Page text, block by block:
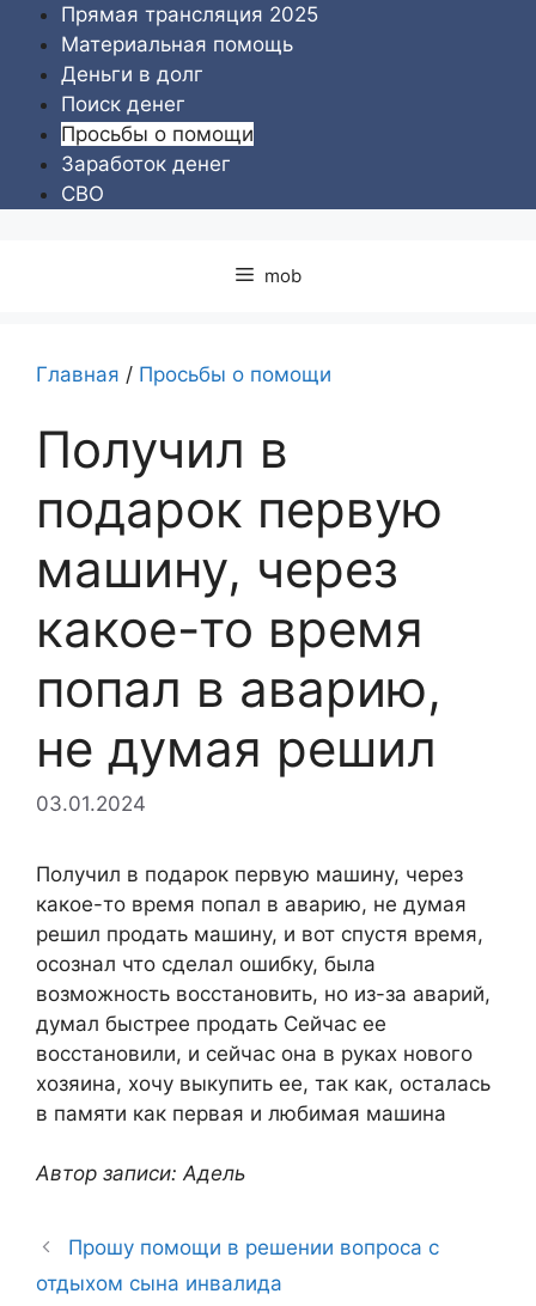
Перейти
содержимому
Прямая трансляция 2025
Материальная помощь
Деньги в долг
Поиск денег
Просьбы о помощи
Заработок денег
СВО
mob
Главная / Просьбы о помощи
Получил в
подарок первую
машину, через
какое-то время
попал в аварию,
не думая решил
03.01.2024
Получил в подарок первую машину, через
какое-то время попал в аварию, не думая
решил продать машину, и вот спустя время,
осознал что сделал ошибку, была
возможность восстановить, но из-за аварий,
думал быстрее продать Сейчас ее
восстановили, и сейчас она в руках нового
хозяина, хочу выкупить ее, так как, осталась
в памяти как первая и любимая машина
Автор записи: Адель
Прошу помощи в решении вопроса с
отдыхом сына инвалида